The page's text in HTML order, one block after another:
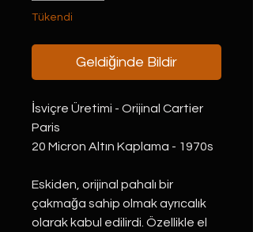
Tükendi
Geldiğinde Bildir
İsviçre Üretimi - Orijinal Cartier
Paris
20 Micron Altın Kaplama - 1970s
Eskiden, orijinal pahalı bir
çakmağa sahip olmak ayrıcalık
olarak kabul edilirdi. Özellikle el